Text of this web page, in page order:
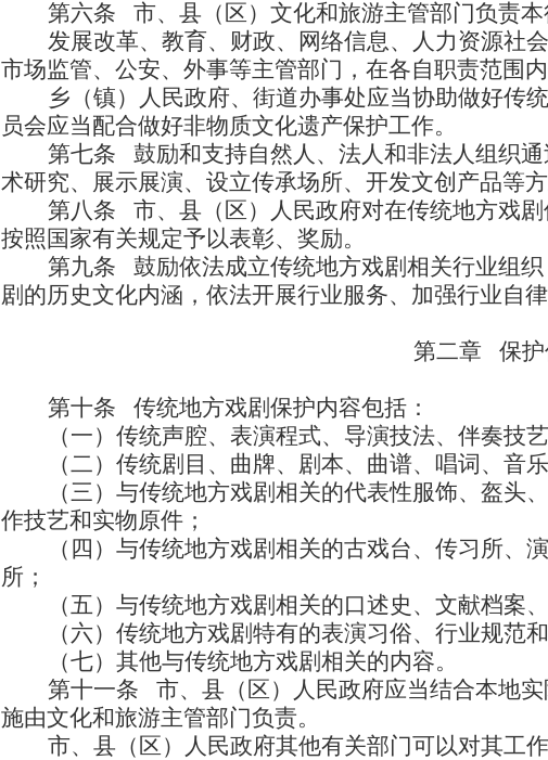
第六条
市、县（区）文化和旅游主管部门负责
发展改革、教育、财政、网络信息、人力资源社
市场监管、公安、外事等主管部门，在各自职责范围
乡（镇）人民政府、街道办事处应当协助做好传
员会应当配合做好非物质文化遗产保护工作。
第七条
鼓励和支持自然人、法人和非法人组织
术研究、展示展演、设立传承场所、开发文创产品等
第八条
市、县（区）人民政府对在传统地方戏
按照国家有关规定予以表彰、奖励。
第九条
鼓励依法成立传统地方戏剧相关行业组
剧的历史文化内涵，依法开展行业服务、加强行业自
第二章 保护
第十条
传统地方戏剧保护内容包括：
（一）传统声腔、表演程式、导演技法、伴奏技
（二）传统剧目、曲牌、剧本、曲谱、唱词、音
（三）与传统地方戏剧相关的代表性服饰、盔头
作技艺和实物原件；
（四）与传统地方戏剧相关的古戏台、传习所、
所；
（五）与传统地方戏剧相关的口述史、文献档案
（六）传统地方戏剧特有的表演习俗、行业规范
（七）其他与传统地方戏剧相关的内容。
第十一条
市、县（区）人民政府应当结合本地
施由文化和旅游主管部门负责。
市、县（区）人民政府其他有关部门可以对其工